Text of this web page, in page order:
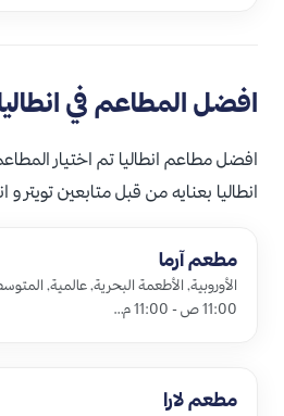
افضل المطاعم في
افضل مطاعم انطاليا تم اختيار
انطاليا بعنايه من قبل متابعين تويتر و
مطعم آرما
الأوروبية, الأطعمة البحرية, عالمية,
11:00 ص - 11:00 م…
مطعم لارا